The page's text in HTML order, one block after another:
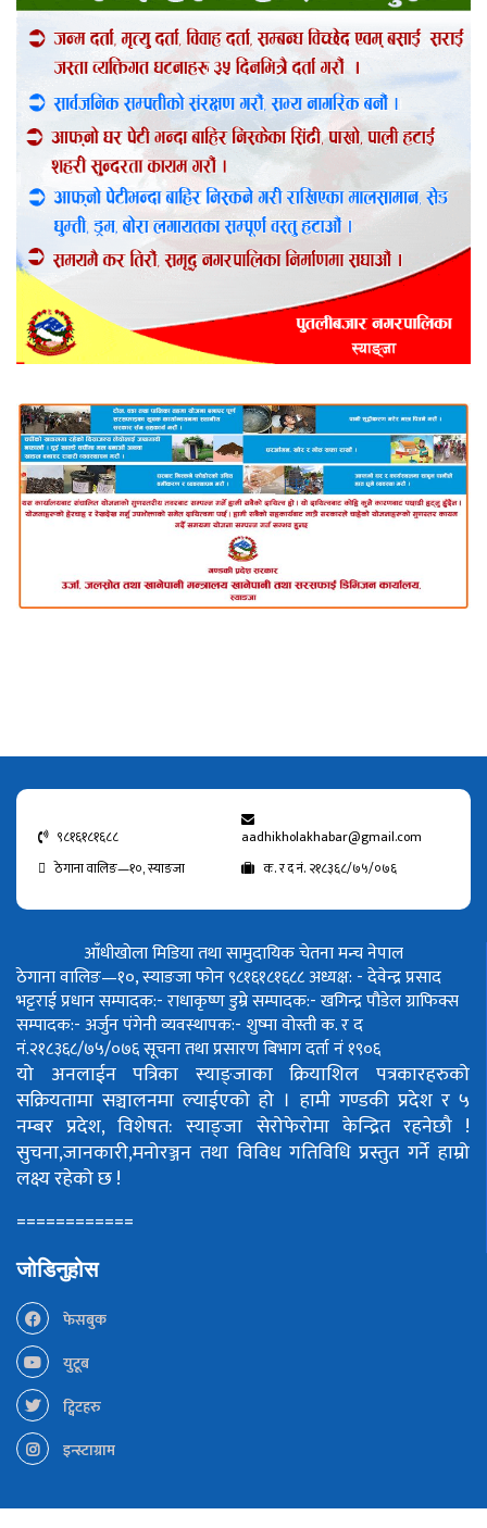
९८१६१८१६८८
aadhikholakhabar@gmail.com
ठेगाना वालिङ—१०, स्याङजा
क. र द नं. २१८३६८/७५/०७६
आँधीखोला मिडिया तथा सामुदायिक चेतना मन्च नेपाल
ठेगाना वालिङ—१०, स्याङजा फोन ९८१६१८१६८८अध्यक्ष: - देवेन्द्र प्रसाद
भट्टराईप्रधान सम्पादक:- राधाकृष्ण डुम्रेसम्पादक:- खगिन्द्र पौडेलग्राफिक्स
सम्पादक:- अर्जुन पंगेनीव्यवस्थापक:- शुष्मा वोस्तीक. र द
नं.२१८३६८/७५/०७६सूचना तथा प्रसारण बिभाग दर्ता नं १९०६
यो अनलाईन पत्रिका स्याङ्जाका क्रियाशिल पत्रकारहरुको
सक्रियतामा सञ्चालनमा ल्याईएको हो । हामी गण्डकी प्रदेश र ५
नम्बर प्रदेश, विशेषत: स्याङ्जा सेरोफेरोमा केन्द्रित रहनेछौ !
सुचना,जानकारी,मनोरञ्जन तथा विविध गतिविधि प्रस्तुत गर्ने हाम्रो
लक्ष्य रहेको छ !
============
जोडिनुहोस
फेसबुक
युटूब
ट्विटहरु
इन्स्टाग्राम